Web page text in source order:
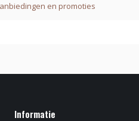
en promoties
Informatie